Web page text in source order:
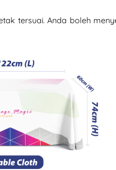
tersuai. Anda boleh